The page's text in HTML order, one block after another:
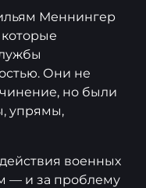
Меннингер
которые
Они не
но были
упрямы,
военных
— и за проблему